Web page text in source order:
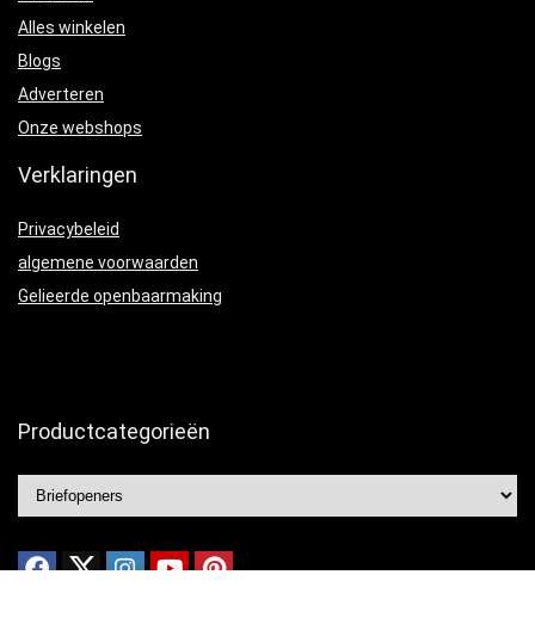
Alles winkelen
Blogs
Adverteren
Onze webshops
Verklaringen
Privacybeleid
algemene voorwaarden
Gelieerde openbaarmaking
Productcategorieën